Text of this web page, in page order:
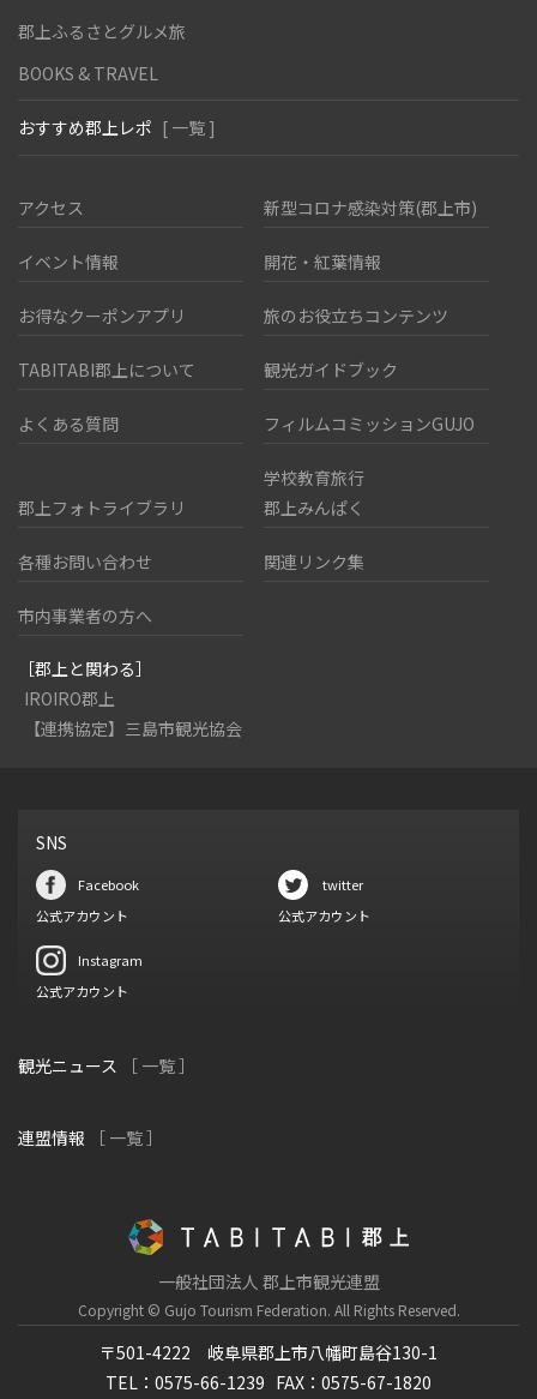
郡上ふるさとグルメ旅
BOOKS & TRAVEL
おすすめ郡上レポ [ 一覧 ]
アクセス 新型コロナ感染対策(郡上市)
イベント情報 開花・紅葉情報
お得なクーポンアプリ 旅のお役立ちコンテンツ
TABITABI郡上について 観光ガイドブック
よくある質問 フィルムコミッションGUJO
郡上フォトライブラリ
学校教育旅行
郡上みんぱく
各種お問い合わせ 関連リンク集
市内事業者の方へ
［郡上と関わる］
IROIRO郡上
【連携協定】三島市観光協会
SNS
Facebook
公式アカウント
twitter
公式アカウント
Instagram
公式アカウント
観光ニュース ［ 一覧 ］
連盟情報 ［ 一覧 ］
一般社団法人 郡上市観光連盟
Copyright © Gujo Tourism Federation. All Rights Reserved.
〒501-4222 岐阜県郡上市八幡町島谷130-1
TEL：0575-66-1239 FAX：0575-67-1820